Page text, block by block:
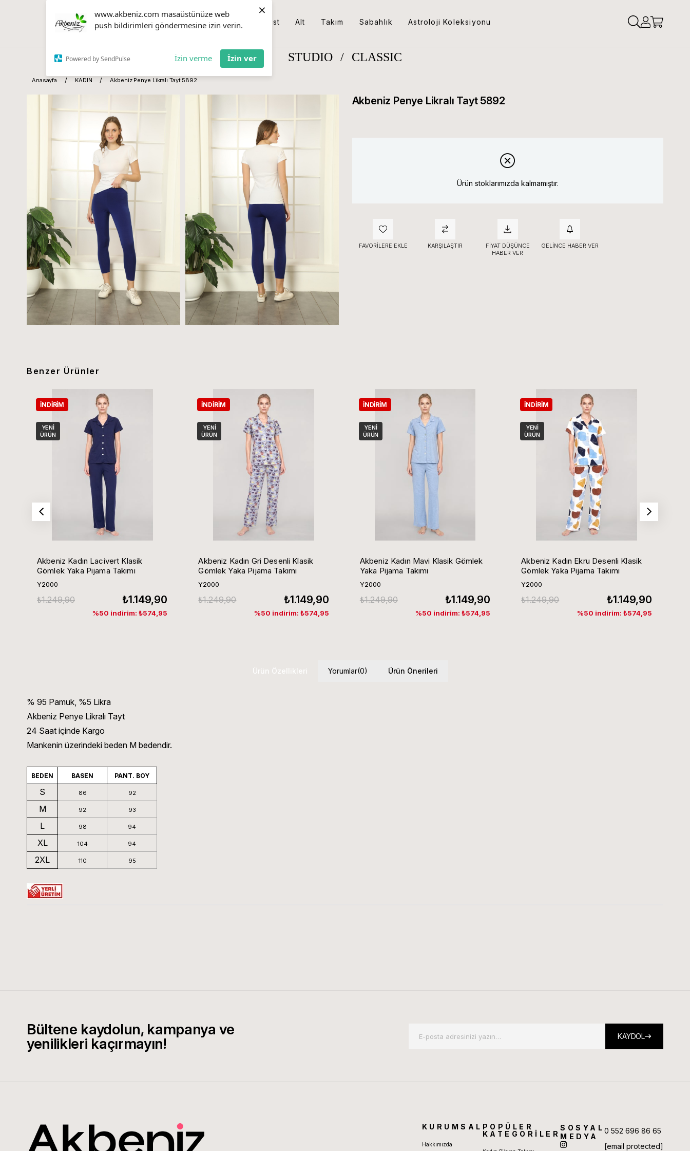
www.akbeniz.com masaüstünüze web
push bildirimleri göndermesine izin verin.
Powered by SendPulse İzin verme İzin ver
×
Üst Alt Takım Sabahlık Astroloji Koleksiyonu
STUDIO / CLASSIC
Anasayfa KADIN Akbeniz Penye Likralı Tayt 5892
Akbeniz Penye Likralı Tayt 5892
Ürün stoklarımızda kalmamıştır.
FAVORILERE EKLE KARŞILAŞTIR
FIYAT DÜŞÜNCE
HABER VER
GELINCE HABER VER
Benzer Ürünler
Akbeniz Kadın Lacivert Klasik
Gömlek Yaka Pijama Takımı
Y2000
₺1.149,90
₺1.249,90
%50 indirim: ₺574,95
İNDIRIM
YENI
ÜRÜN
Akbeniz Kadın Gri Desenli Klasik
Gömlek Yaka Pijama Takımı
Y2000
₺1.149,90
₺1.249,90
%50 indirim: ₺574,95
İNDIRIM
YENI
ÜRÜN
Akbeniz Kadın Mavi Klasik Gömlek
Yaka Pijama Takımı
Y2000
₺1.149,90
₺1.249,90
%50 indirim: ₺574,95
İNDIRIM
YENI
ÜRÜN
Akbeniz Kadın Ekru Desenli Klasik
Gömlek Yaka Pijama Takımı
Y2000
₺1.149,90
₺1.249,90
%50 indirim: ₺574,95
İNDIRIM
YENI
ÜRÜN
Ürün Özellikleri Yorumlar(0) Ürün Önerileri
% 95 Pamuk, %5 Likra
Akbeniz Penye Likralı Tayt
24 Saat içinde Kargo
Mankenin üzerindeki beden M bedendir.
BEDEN BASEN PANT. BOY
S 86 92
M 92 93
L 98 94
XL 104 94
2XL 110 95
Bültene kaydolun, kampanya ve
yenilikleri kaçırmayın!
KAYDOL
KURUMSAL
Hakkımızda
POPÜLER
KATEGORİLER
SOSYAL
MEDYA
0 552 696 86 65
[email protected]